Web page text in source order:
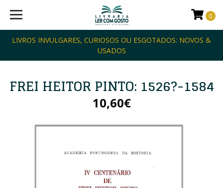
LIVROS INVULGARES, CURIOSOS OU ESGOTADOS: NOVOS &
USADOS
0
FREI HEITOR PINTO: 1526?-1584
10,60€